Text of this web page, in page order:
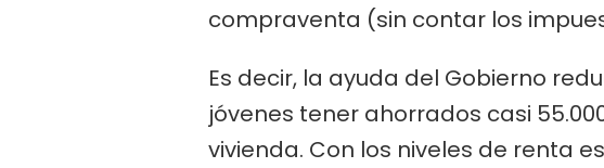
compraventa (sin contar los
Es decir, la ayuda del Gobierno
jóvenes tener ahorrados casi
vivienda. Con los niveles de renta